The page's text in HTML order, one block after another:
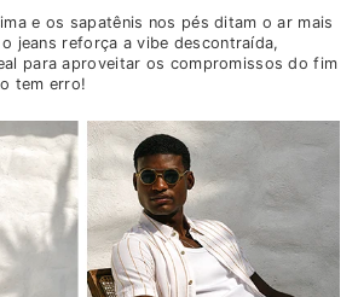
e os sapatênis nos pés ditam o ar mais
jeans reforça a vibe descontraída,
para aproveitar os compromissos do fim
tem erro!